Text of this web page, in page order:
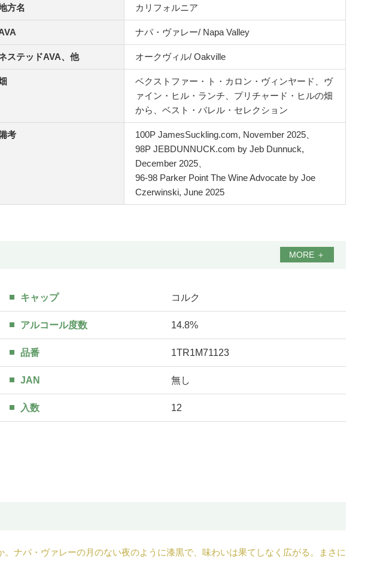
方名 カリフォルニア
ナパ・ヴァレー/ Napa Valley
ステッドAVA、他 オークヴィル/ Oakville
ベクストファー・ト・カロン・ヴィンヤード、ヴ
ァイン・ヒル・ランチ、プリチャード・ヒルの畑
から、ベスト・バレル・セレクション
考
100P JamesSuckling.com, November 2025、
98P JEBDUNNUCK.com by Jeb Dunnuck,
December 2025、
96-98 Parker Point The Wine Advocate by Joe
Czerwinski, June 2025
MORE ＋
キャップ コルク
アルコール度数 14.8%
品番 1TR1M71123
JAN 無し
入数 12
ナパ・ヴァレーの月のない夜のように漆黒で、味わいは果てしなく広がる。まさに